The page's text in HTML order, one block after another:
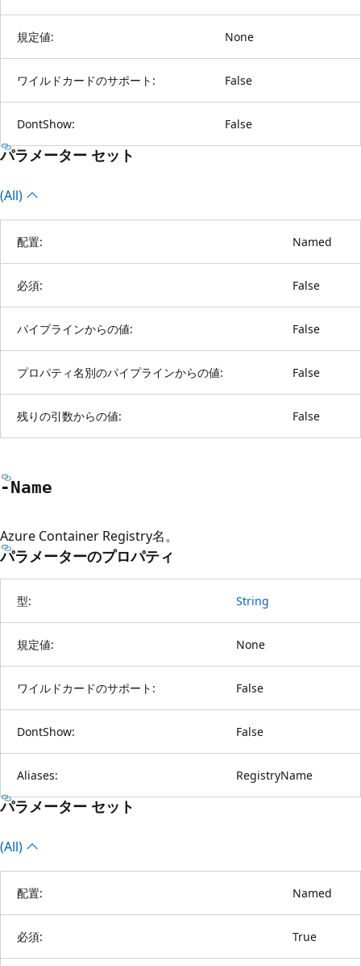
規定値: None
ワイルドカードのサポート: False
DontShow: False
パラメーター セット
(All)
配置: Named
必須: False
パイプラインからの値: False
プロパティ名別のパイプラインからの値: False
残りの引数からの値: False
-Name
Azure Container Registry名。
パラメーターのプロパティ
型: String
規定値: None
ワイルドカードのサポート: False
DontShow: False
Aliases: RegistryName
パラメーター セット
(All)
配置: Named
必須: True